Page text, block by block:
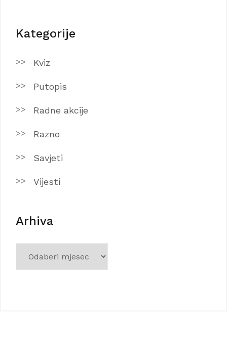
Kategorije
Kviz
Putopis
Radne akcije
Razno
Savjeti
Vijesti
Arhiva